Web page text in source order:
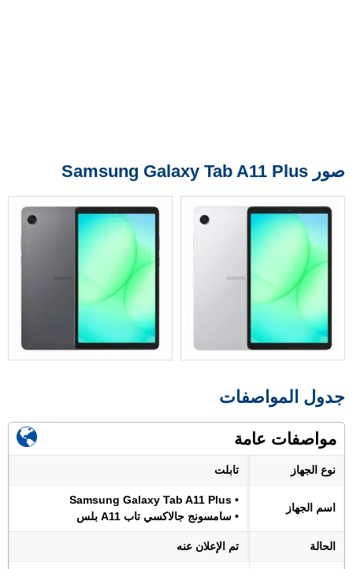
صور Samsung Galaxy Tab A11 Plus
جدول المواصفات
مواصفات عامة
نوع الجهاز تابلت
اسم الجهاز
• Samsung Galaxy Tab A11 Plus
• سامسونج جالاكسي تاب A11 بلس
الحالة تم الإعلان عنه